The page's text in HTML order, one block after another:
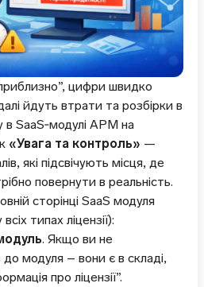
цифри швидко
йдуть втрати та розбірки в
в SaaS‑модулі АРМ на
«Увага та контроль» —
які підсвічують місця, де
повернути в реальність.
сторінці SaaS модуля
типах ліцензії):
. Якщо ви не
до модуля – вони є в складі,
про ліцензії”.